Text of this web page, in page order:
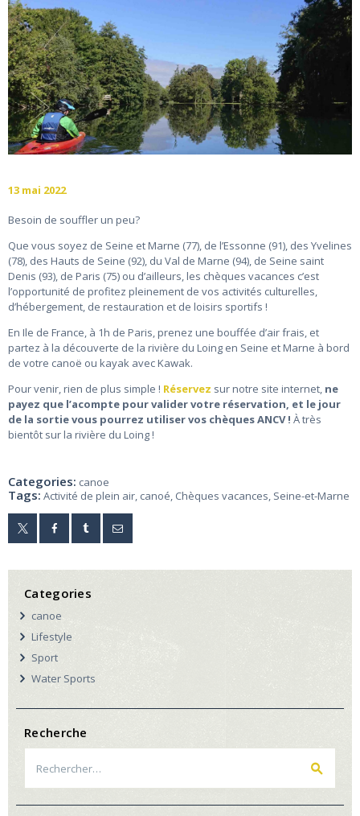
13 mai 2022
Besoin de souffler un peu?
Que vous soyez de Seine et Marne (77), de l’Essonne (91), des Yvelines
(78), des Hauts de Seine (92), du Val de Marne (94), de Seine saint
Denis (93), de Paris (75) ou d’ailleurs, les chèques vacances c’est
l’opportunité de profitez pleinement de vos activités culturelles,
d’hébergement, de restauration et de loisirs sportifs !
En Ile de France, à 1h de Paris, prenez une bouffée d’air frais, et
partez à la découverte de la rivière du Loing en Seine et Marne à bord
de votre canoë ou kayak avec Kawak.
Pour venir, rien de plus simple ! Réservez sur notre site internet, ne
payez que l’acompte pour valider votre réservation, et le jour
de la sortie vous pourrez utiliser vos chèques ANCV ! À très
bientôt sur la rivière du Loing !
Categories: canoe
Tags: Activité de plein air, canoé, Chèques vacances, Seine-et-Marne
Categories
canoe
Lifestyle
Sport
Water Sports
Recherche